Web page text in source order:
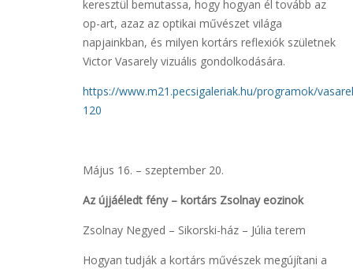
keresztül bemutassa, hogy hogyan él tovább az
op-art, azaz az optikai művészet világa
napjainkban, és milyen kortárs reflexiók születnek
Victor Vasarely vizuális gondolkodására.
https://www.m21.pecsigaleriak.hu/programok/
120
Május 16. – szeptember 20.
Az újjáéledt fény – kortárs Zsolnay eozinok
Zsolnay Negyed – Sikorski-ház – Júlia terem
Hogyan tudják a kortárs művészek megújítani a